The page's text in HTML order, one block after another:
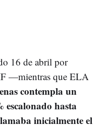
16 de abril por
—mientras que ELA
contempla un
escalonado hasta
inicialmente el